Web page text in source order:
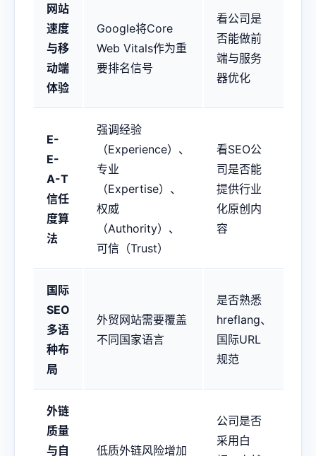
网站
速度
与移
动端
体验
Google将Core
Web Vitals作为重
要排名信号
看公司是
否能做前
端与服务
器优化
E-
E-
A-T
信任
度算
法
强调经验
（Experience）、
专业
（Expertise）、
权威
（Authority）、
可信（Trust）
看SEO公
司是否能
提供行业
化原创内
容
国际
SEO
多语
种布
局
外贸网站需要覆盖
不同国家语言
是否熟悉
hreflang、
国际URL
规范
外链
质量
与自
低质外链风险增加
公司是否
采用白